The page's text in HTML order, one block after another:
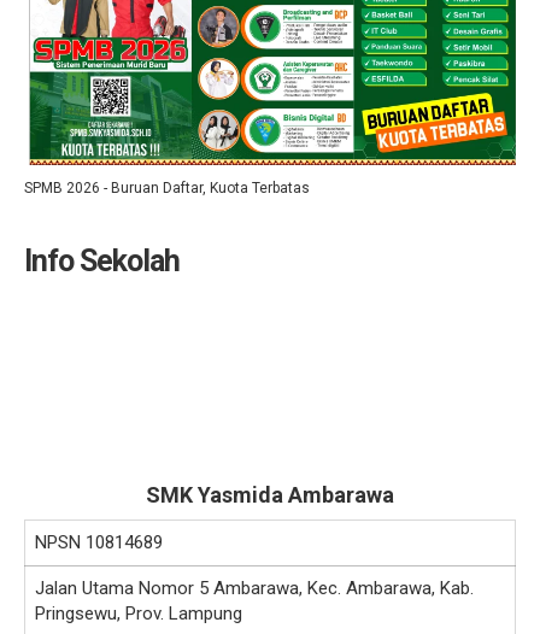
SPMB 2026 - Buruan Daftar, Kuota Terbatas
Info Sekolah
SMK Yasmida Ambarawa
NPSN 10814689
Jalan Utama Nomor 5 Ambarawa, Kec. Ambarawa, Kab.
Pringsewu, Prov. Lampung